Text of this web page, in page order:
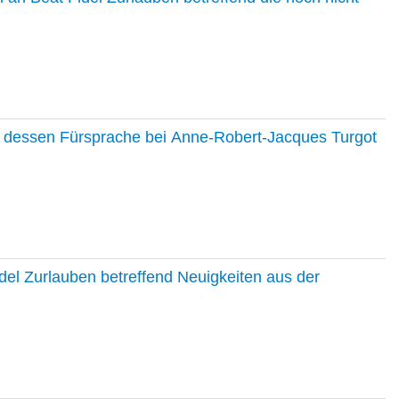
Fürsprache bei Anne-Robert-Jacques Turgot
Zurlauben betreffend Neuigkeiten aus der